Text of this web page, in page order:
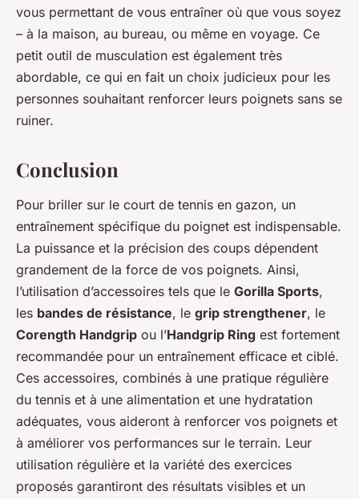
vous permettant de vous entraîner où que vous soyez
– à la maison, au bureau, ou même en voyage. Ce
petit outil de musculation est également très
abordable, ce qui en fait un choix judicieux pour les
personnes souhaitant renforcer leurs poignets sans se
ruiner.
Conclusion
Pour briller sur le court de tennis en gazon, un
entraînement spécifique du poignet est indispensable.
La puissance et la précision des coups dépendent
grandement de la force de vos poignets. Ainsi,
l’utilisation d’accessoires tels que le Gorilla Sports,
les bandes de résistance, le grip strengthener, le
Corength Handgrip ou l’Handgrip Ring est fortement
recommandée pour un entraînement efficace et ciblé.
Ces accessoires, combinés à une pratique régulière
du tennis et à une alimentation et une hydratation
adéquates, vous aideront à renforcer vos poignets et
à améliorer vos performances sur le terrain. Leur
utilisation régulière et la variété des exercices
proposés garantiront des résultats visibles et un